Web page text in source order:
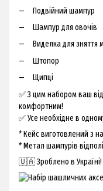
Подвійний шампур
Шампур для овочів
Виделка для зняття
Штопор
Щипці
✅ З цим набором ваш
комфортним!
✅ Усе необхідне в
* Кейс виготовлений з
* Метал шампурів
🇺🇦 Зроблено в Україні!